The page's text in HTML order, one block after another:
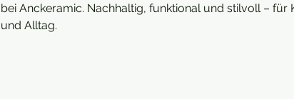
bei Anckeramic. Nachhaltig, funktional und stilvoll – für
und Alltag.